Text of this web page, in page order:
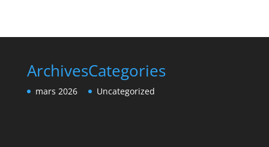
Archives
mars 2026
Categories
Uncategorized